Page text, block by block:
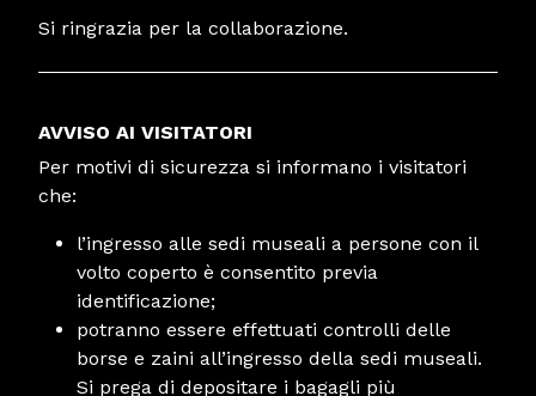
Si ringrazia per la collaborazione.
AVVISO AI VISITATORI
Per motivi di sicurezza si informano i visitatori
che:
l’ingresso alle sedi museali a persone con il
volto coperto è consentito previa
identificazione;
potranno essere effettuati controlli delle
borse e zaini all’ingresso della sedi museali.
Si prega di depositare i bagagli più